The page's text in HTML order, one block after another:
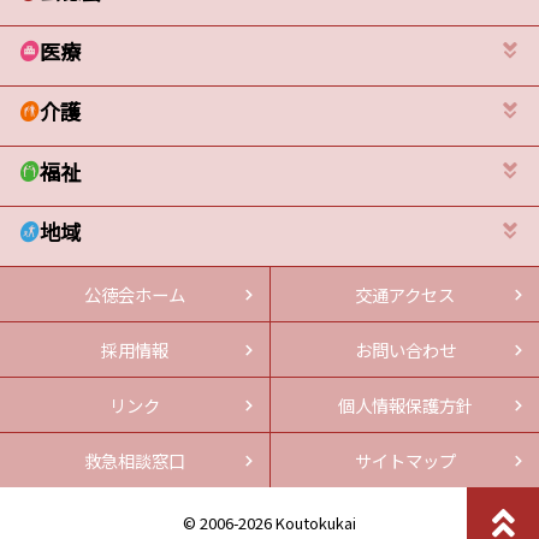
医療
介護
福祉
地域
公徳会ホーム 交通アクセス
採用情報 お問い合わせ
リンク 個人情報保護方針
救急相談窓口 サイトマップ
© 2006-2026 Koutokukai